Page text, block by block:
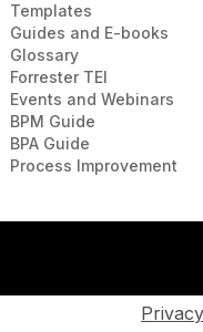
Templates
Guides and E-books
Glossary
Forrester TEI
Events and Webinars
BPM Guide
BPA Guide
Process Improvement